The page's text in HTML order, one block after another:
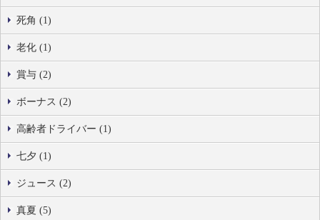
死角 (1)
老化 (1)
賞与 (2)
ボーナス (2)
高齢者ドライバー (1)
七夕 (1)
ジュース (2)
真夏 (5)